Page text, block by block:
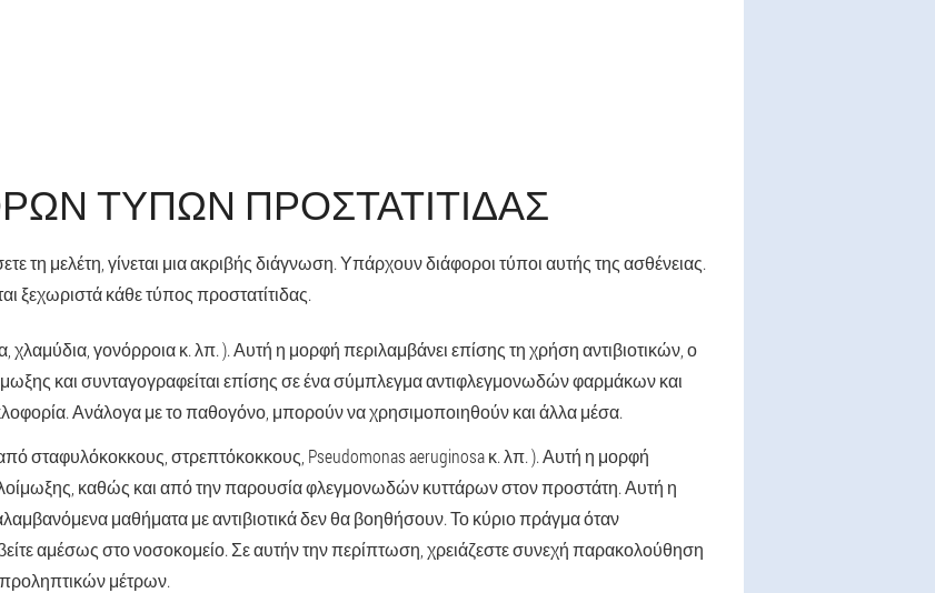
ΤΎΠΩΝ ΠΡΟΣΤΑΤΊΤΙΔΑΣ
τη μελέτη, γίνεται μια ακριβής διάγνωση. Υπάρχουν διάφοροι τύποι αυτής της ασθένειας.
ξεχωριστά κάθε τύπος προστατίτιδας.
χλαμύδια, γονόρροια κ. λπ. ). Αυτή η μορφή περιλαμβάνει επίσης τη χρήση αντιβιοτικών, ο
και συνταγογραφείται επίσης σε ένα σύμπλεγμα αντιφλεγμονωδών φαρμάκων και
Ανάλογα με το παθογόνο, μπορούν να χρησιμοποιηθούν και άλλα μέσα.
σταφυλόκοκκους, στρεπτόκοκκους, Pseudomonas aeruginosa κ. λπ. ). Αυτή η μορφή
καθώς και από την παρουσία φλεγμονωδών κυττάρων στον προστάτη. Αυτή η
μαθήματα με αντιβιοτικά δεν θα βοηθήσουν. Το κύριο πράγμα όταν
αμέσως στο νοσοκομείο. Σε αυτήν την περίπτωση, χρειάζεστε συνεχή παρακολούθηση
μέτρων.